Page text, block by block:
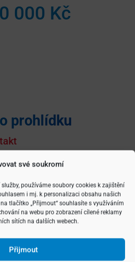
své soukromí
používáme soubory cookies k zajištění
i mj. k personalizaci obsahu našich
tlačítko „Přijmout“ souhlasíte s využíváním
na webu pro zobrazení cílené reklamy
sítích na dalších webech.
Přijmout
000 Kč
prohlídku